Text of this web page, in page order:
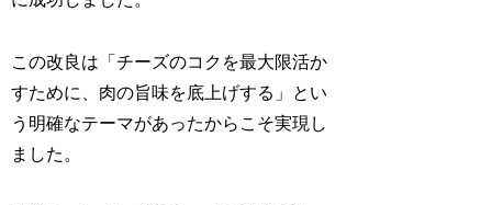
この改良は「チーズのコクを最大限活か
すために、肉の旨味を底上げする」とい
う明確なテーマがあったからこそ実現し
ました。